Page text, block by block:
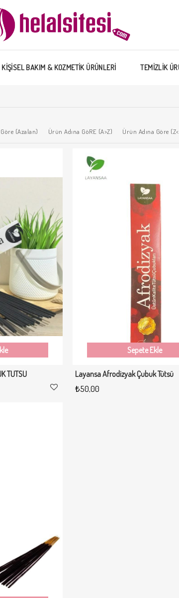
KİŞİSEL BAKIM & KOZMETİK ÜRÜNLERİ TEMİZLİK
Yeni
Ürün
%26
İndirim
%26İndirim
(Azalan) Ürün Adına GöRE (A>Z) Ürün Adına Göre
TÜTSÜ Layansa Afrodizyak Çubuk Tütsü
₺50,00
Sepete Ekle